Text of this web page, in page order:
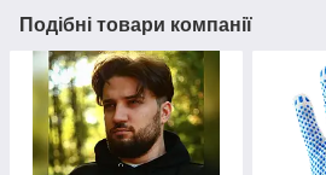
Подібні товари компанії